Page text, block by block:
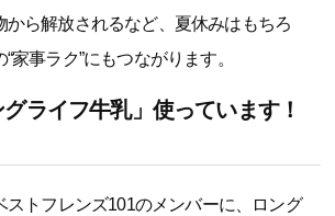
から解放されるなど、夏休みはもちろ
家事ラク”にもつながります。
ライフ牛乳」使っています！
ストフレンズ101のメンバーに、ロング